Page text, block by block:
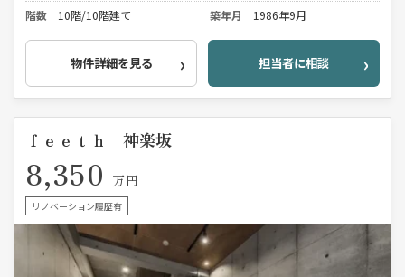
階数
10階/10階建て 築年月 1986年9月
物件詳細を見る 担当者に相談
ｆｅｅｔｈ 神楽坂
8,350 万円
リノベーション履歴有